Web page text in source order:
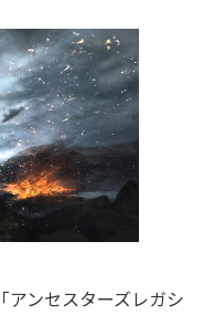
ンセスターズレガシ